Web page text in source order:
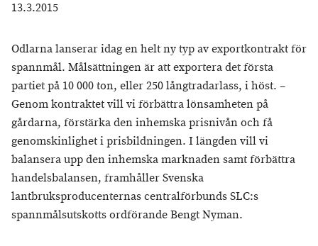
13.3.2015
Odlarna lanserar idag en helt ny typ av exportkontrakt för
spannmål. Målsättningen är att exportera det första
partiet på 10 000 ton, eller 250 långtradarlass, i höst. –
Genom kontraktet vill vi förbättra lönsamheten på
gårdarna, förstärka den inhemska prisnivån och få
genomskinlighet i prisbildningen. I längden vill vi
balansera upp den inhemska marknaden samt förbättra
handelsbalansen, framhåller Svenska
lantbruksproducenternas centralförbunds SLC:s
spannmålsutskotts ordförande Bengt Nyman.